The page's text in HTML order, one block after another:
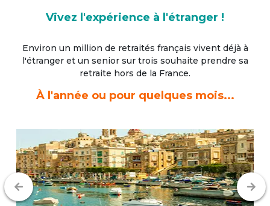
Vivez l'expérience à l'étranger !
Environ un million de retraités français vivent déjà à
l'étrangeret un senior sur trois souhaite prendre sa
retraite hors de la France.
À l'année ou pour quelques mois...